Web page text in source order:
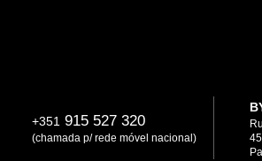
+351 915 527 320
(chamada p/ rede móvel nacional)